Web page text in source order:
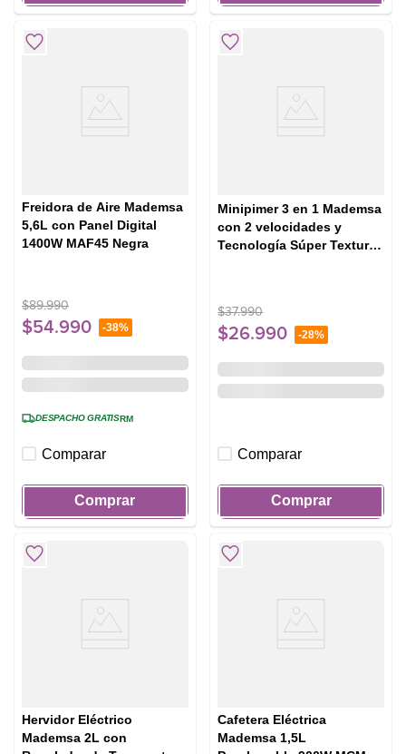
Freidora de Aire Mademsa
5,6L con Panel Digital
1400W MAF45 Negra
$89.990
$54.990 -38%
DESPACHO GRATISRM
Comparar
Comprar
Minipimer 3 en 1 Mademsa
con 2 velocidades y
Tecnología Súper Textura
$37.990
$26.990 -28%
Comparar
Comprar
Hervidor Eléctrico
Mademsa 2L con
Cafetera Eléctrica
Mademsa 1,5L